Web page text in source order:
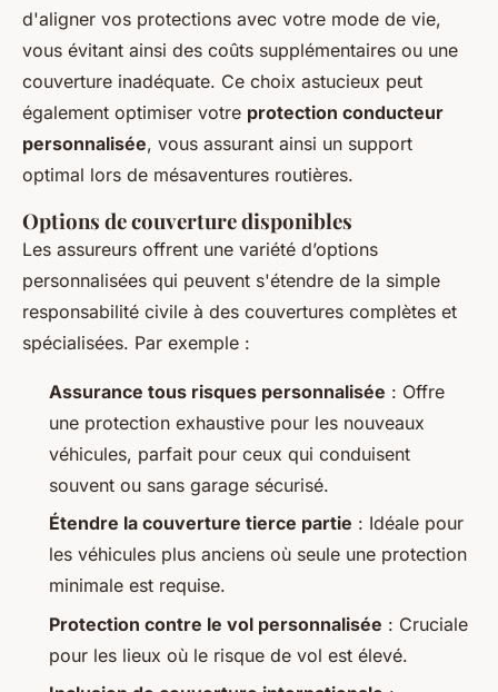
d'aligner vos protections avec votre mode de vie,
vous évitant ainsi des coûts supplémentaires ou une
couverture inadéquate. Ce choix astucieux peut
également optimiser votre protection conducteur
personnalisée, vous assurant ainsi un support
optimal lors de mésaventures routières.
Options de couverture disponibles
Les assureurs offrent une variété d’options
personnalisées qui peuvent s'étendre de la simple
responsabilité civile à des couvertures complètes et
spécialisées. Par exemple :
Assurance tous risques personnalisée : Offre
une protection exhaustive pour les nouveaux
véhicules, parfait pour ceux qui conduisent
souvent ou sans garage sécurisé.
Étendre la couverture tierce partie : Idéale pour
les véhicules plus anciens où seule une protection
minimale est requise.
Protection contre le vol personnalisée : Cruciale
pour les lieux où le risque de vol est élevé.